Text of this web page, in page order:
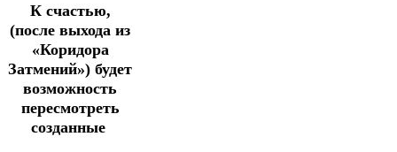
К счастью,
(после выхода из
«Коридора
Затмений») будет
возможность
пересмотреть
созданные